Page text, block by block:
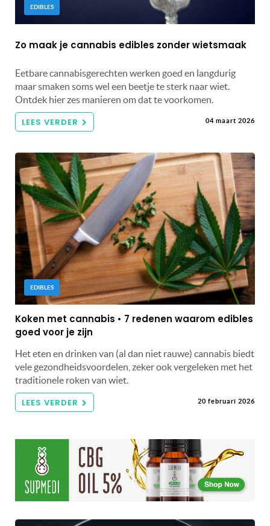
EDIBLES
Zo maak je cannabis edibles zonder wietsmaak
Eetbare cannabisgerechten werken goed en langdurig
maar smaken soms wel een beetje te sterk naar wiet.
Ontdek hier zes manieren om dat te voorkomen.
LEES VERDER 04 maart 2026
EDIBLES
Koken met cannabis • 7 redenen waarom edibles
goed voor je zijn
Het eten en drinken van (al dan niet rauwe) cannabis biedt
vele gezondheidsvoordelen, zeker ook vergeleken met het
traditionele roken van wiet.
LEES VERDER 20 februari 2026